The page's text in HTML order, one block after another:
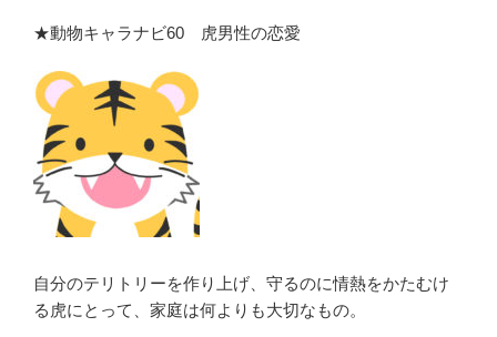
★動物キャラナビ60 虎男性の恋愛
自分のテリトリーを作り上げ、守るのに情熱をかたむけ
る虎にとって、家庭は何よりも大切なもの。